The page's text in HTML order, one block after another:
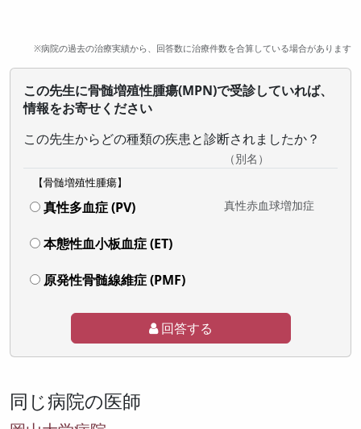
※病院の過去の治療実績から、回答数に治療件数を合算している場合があります
この先生に骨髄増殖性腫瘍(MPN)で受診していれば、
情報をお寄せください
この先生からどの種類の疾患と診断されましたか？
（別名）
【骨髄増殖性腫瘍】
真性多血症 (PV) 真性赤血球増加症
本態性血小板血症 (ET)
原発性骨髄線維症 (PMF)
回答する
同じ病院の医師